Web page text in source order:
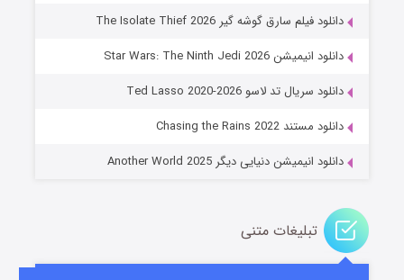
قسمت۱۴ (زیرنویس) منتشر شد
دانلود فیلم سارق گوشه گیر The Isolate Thief 2026
دانلود انیمیشن Star Wars: The Ninth Jedi 2026
دانلود سریال تد لاسو Ted Lasso 2020-2026
دانلود مستند Chasing the Rains 2022
دانلود انیمیشن دنیایی دیگر Another World 2025
تبلیغات متنی